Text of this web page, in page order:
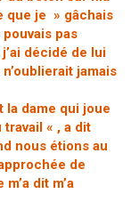
que je » gâchais
pas
décidé de lui
jamais
la dame qui joue
travail « , a dit
nous étions au
de
dit m’a